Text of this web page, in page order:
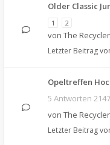
Older Classic
1 2
von The Recycler
Letzter Beitrag
Opeltreffen
5 Antworten
von The Recycler
Letzter Beitrag